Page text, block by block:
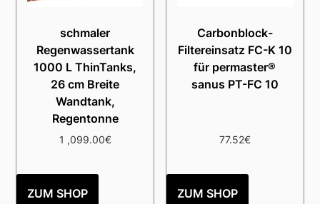
schmaler
Regenwassertank
1000 L ThinTanks,
26 cm Breite
Wandtank,
Regentonne
1 ,099.00€
ZUM SHOP
Carbonblock-
Filtereinsatz FC-K 10
für permaster®
sanus PT-FC 10
77.52€
ZUM SHOP